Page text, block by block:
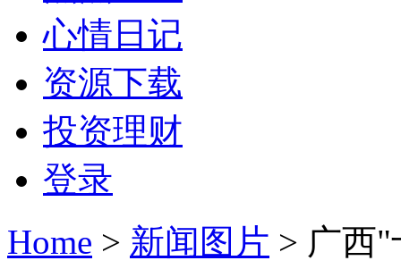
心情日记
资源下载
投资理财
登录
Home > 新闻图片 > 广西